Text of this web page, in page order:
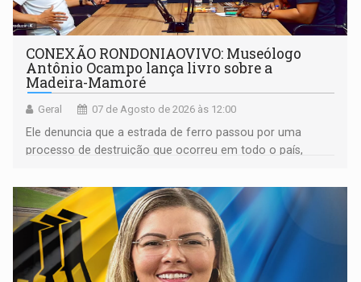
CONEXÃO RONDONIAOVIVO: Museólogo
Antônio Ocampo lança livro sobre a
Madeira-Mamoré
Geral 07 de Agosto de 2026 às 12:00
Ele denuncia que a estrada de ferro passou por uma
processo de destruição que ocorreu em todo o país,